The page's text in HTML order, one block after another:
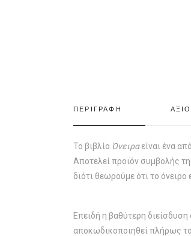
ΠΕΡΙΓΡΑΦΗ
Το βιβλίο Όνειραείναι ένα
Αποτελεί προϊόν συμβολής
διότι θεωρούμε ότι το
Επειδή η βαθύτερη
αποκωδικοποιηθεί πλήρως το